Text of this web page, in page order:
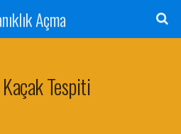
Açma
Tespiti